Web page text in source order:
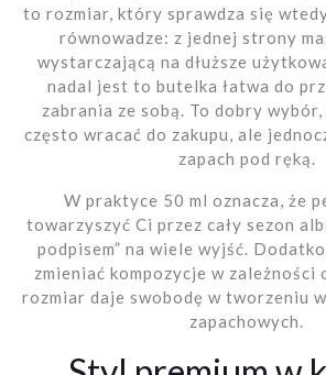
to rozmiar, który sprawdza się
równowadze: z jednej strony
wystarczającą na dłuższe
nadal jest to butelka łatwa do
zabrania ze sobą. To dobry
często wracać do zakupu, ale
zapach pod ręką.
W praktyce 50 ml oznacza, że
towarzyszyć Ci przez cały sezon
podpisem” na wiele wyjść.
zmieniać kompozycje w zależności
rozmiar daje swobodę w tworzeniu
zapachowych.